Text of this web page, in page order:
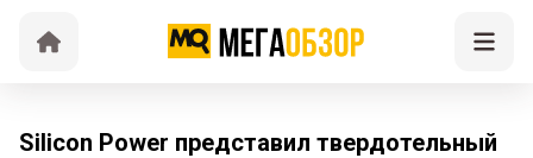
Silicon Power представил твердотельный